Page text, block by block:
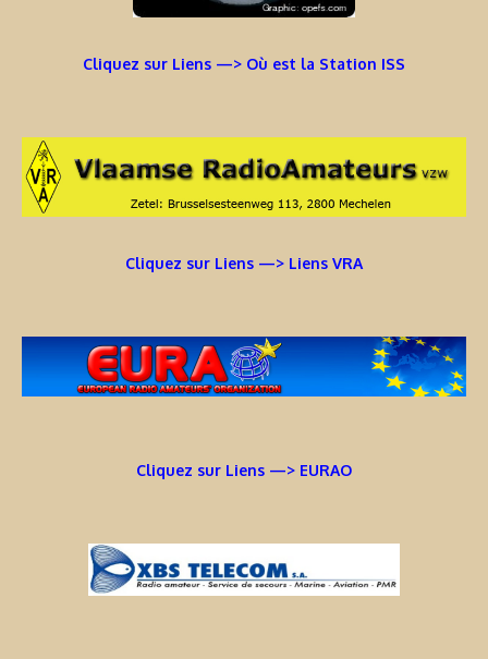
Cliquez sur Liens —> Où est la Station ISS
Cliquez sur Liens —> Liens VRA
Cliquez sur Liens —> EURAO